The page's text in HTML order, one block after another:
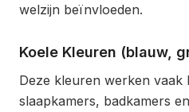
welzijn beïnvloeden.
Koele Kleuren (blauw,
Deze kleuren werken vaak
slaapkamers, badkamers